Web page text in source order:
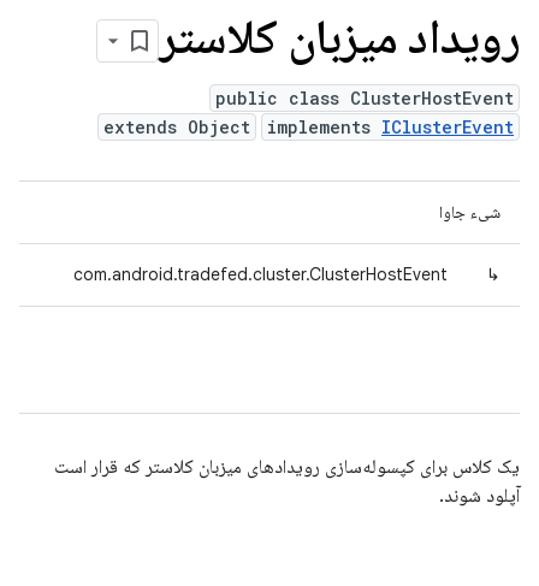
رویداد میزبان کلاستر
public class ClusterHostEvent
extends Object
implements IClusterEvent
شیء جاوا
↳
com.android.tradefed.cluster.ClusterHostEvent
یک کلاس برای کپسوله‌سازی رویدادهای میزبان کلاستر که قرار است
آپلود شوند.